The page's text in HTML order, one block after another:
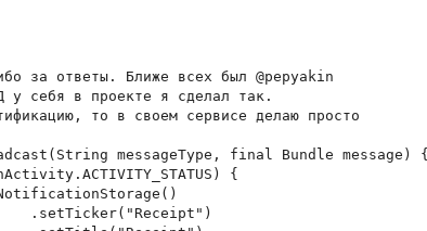
за ответы. Ближе всех был @pepyakin
у себя в проекте я сделал так.
то в своем сервисе делаю просто
messageType, final Bundle message) {
{
.setTicker("Receipt")